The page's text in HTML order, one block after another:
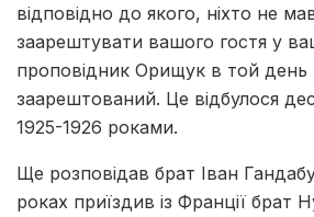
відповідно до якого, ніхто не
заарештувати вашого гостя у
проповідник Орищук в той день
заарештований. Це відбулося
1925-1926 роками.
Ще розповідав брат Іван
роках приїздив із Франції брат